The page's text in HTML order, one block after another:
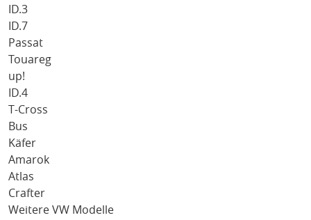
ID.3
ID.7
Passat
Touareg
up!
ID.4
T-Cross
Bus
Käfer
Amarok
Atlas
Crafter
Weitere VW Modelle